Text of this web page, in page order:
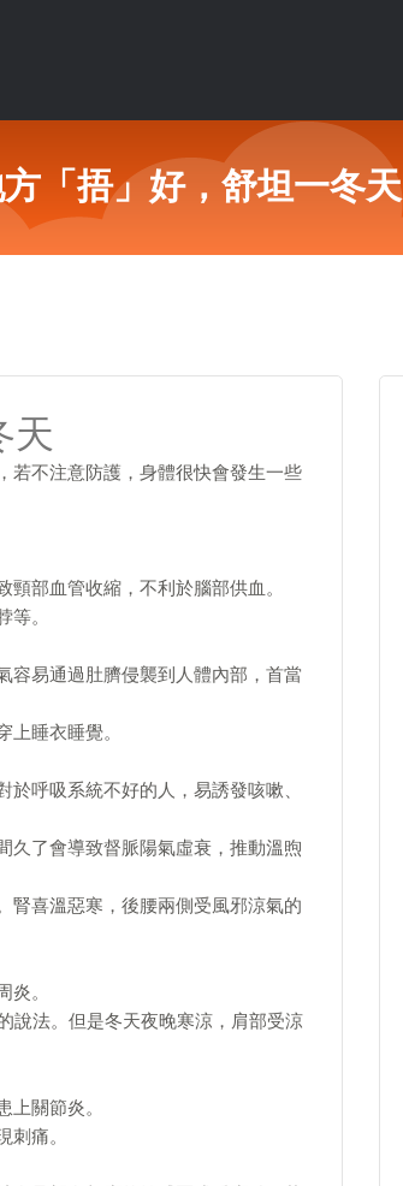
「捂」好，舒坦一冬天
天
若不注意防護，身體很快會發生一些
部血管收縮，不利於腦部供血。
。
容易通過肚臍侵襲到人體內部，首當
睡衣睡覺。
呼吸系統不好的人，易誘發咳嗽、
久了會導致督脈陽氣虛衰，推動溫煦
腎喜溫惡寒，後腰兩側受風邪涼氣的
。
說法。但是冬天夜晚寒涼，肩部受涼
關節炎。
痛。